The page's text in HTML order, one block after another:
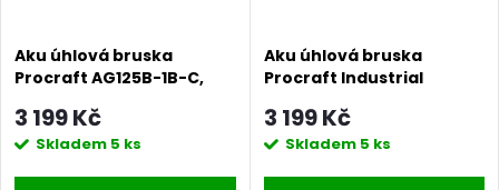
Aku úhlová bruska
Procraft AG125B-1B-C,
3 199 Kč
Skladem 5 ks
Aku úhlová bruska
Procraft Industrial
125mm | AG125A-1B-F
3 199 Kč
Skladem 5 ks